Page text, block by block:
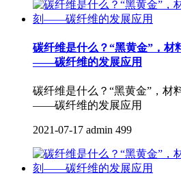
碳纤维是什么？“黑黄金”，材
——碳纤维的发展应用
碳纤维是什么？“黑黄金”，材
——碳纤维的发展应用
2021-07-17 admin 499